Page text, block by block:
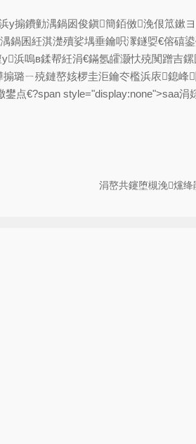
搧鐨勭湡鍋囦俊鎭簡銆傚浼佷笟鏉
鍋囷紝淇濋殰娑堣垂鑰呮潈鐩娿€傛礂
浜嗚в鍒帮紝涓€鏋氬皬灏忕殑闃蹭吉
璐ㄧ殑鏈嶅姟椤圭洰鑰冭檻浜庡鎴峰
点€?span style="display:none">saa涓
涓嶅共鑳堕槻浼爣